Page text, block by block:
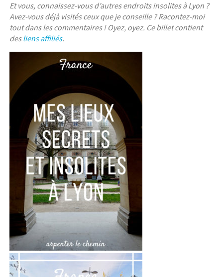
Et vous, connaissez-vous d’autres endroits insolites à Lyon ?
Avez-vous déjà visités ceux que je conseille ? Racontez-moi
tout dans les commentaires ! Oyez, oyez. Ce billet contient
desliens affiliés.